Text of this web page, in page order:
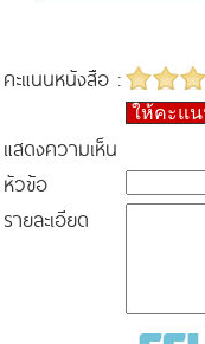
คะแนนหนังสือ :
ให้คะแ
แสดงความเห็น
หัวข้อ
รายละเอียด